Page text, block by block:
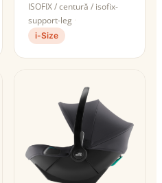
ISOFIX / centură / isofix-
support-leg
i-Size